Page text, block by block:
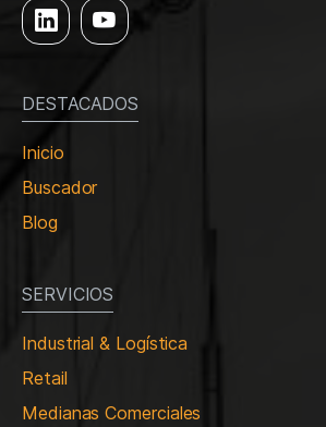
DESTACADOS
Inicio
Buscador
Blog
SERVICIOS
Industrial & Logística
Retail
Medianas Comerciales